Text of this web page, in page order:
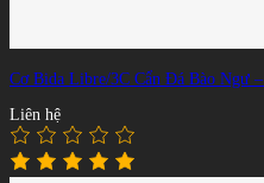
Cơ Bida Libre/3C Cẩn Đá Bào Ngư
Liên hệ